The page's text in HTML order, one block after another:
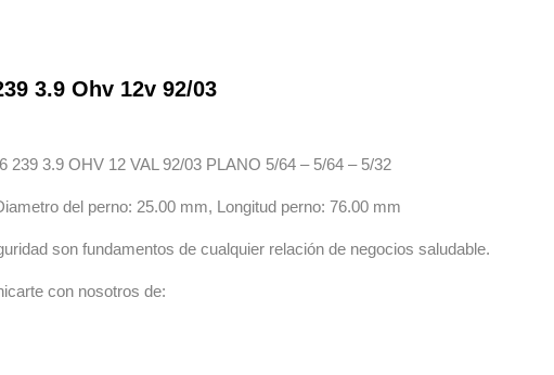
3.9 Ohv 12v 92/03
3.9 OHV 12 VAL 92/03 PLANO 5/64 – 5/64 – 5/32
del perno: 25.00 mm, Longitud perno: 76.00 mm
son fundamentos de cualquier relación de negocios saludable.
con nosotros de: